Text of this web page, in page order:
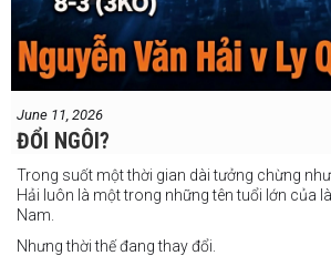
June 11, 2026
ĐỔI NGÔI?
Trong suốt một thời gian dài tưởng chừng
Hải luôn là một trong những tên tuổi lớn của
Nam.
Nhưng thời thế đang thay đổi.